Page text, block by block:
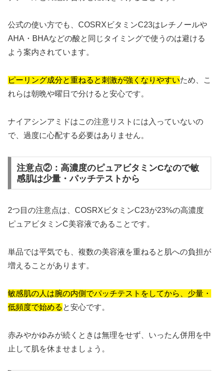
公式の使い方でも、COSRXビタミンC23はレチノールや
AHA・BHAなどの酸と同じタイミングで使うのは避ける
よう案内されています。
ピーリング成分と重ねると刺激が強くなりやすいため、こ
れらは朝晩や曜日で分けると安心です。
ナイアシンアミドはこの注意リストには入っていないの
で、過度に心配する必要はありません。
注意点②：高濃度のピュアビタミンCなので敏
感肌は少量・パッチテストから
2つ目の注意点は、COSRXビタミンC23が23%の高濃度
ピュアビタミンC美容液であることです。
単品では平気でも、複数の美容液を重ねると肌への負担が
増えることがあります。
敏感肌の人は腕の内側でパッチテストをしてから、少量・
低頻度で始める と安心です。
赤みやかゆみが続くときは無理をせず、いったん併用を中
止して肌を休ませましょう。